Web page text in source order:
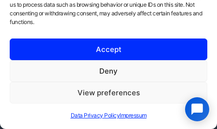
us to process data such as browsing behavior or unique IDs on this site. Not
consenting or withdrawing consent, may adversely affect certain features and
functions.
Accept
Deny
View preferences
Data Privacy PolicyImpressum
Need Help?
Information:
info@droppery.io